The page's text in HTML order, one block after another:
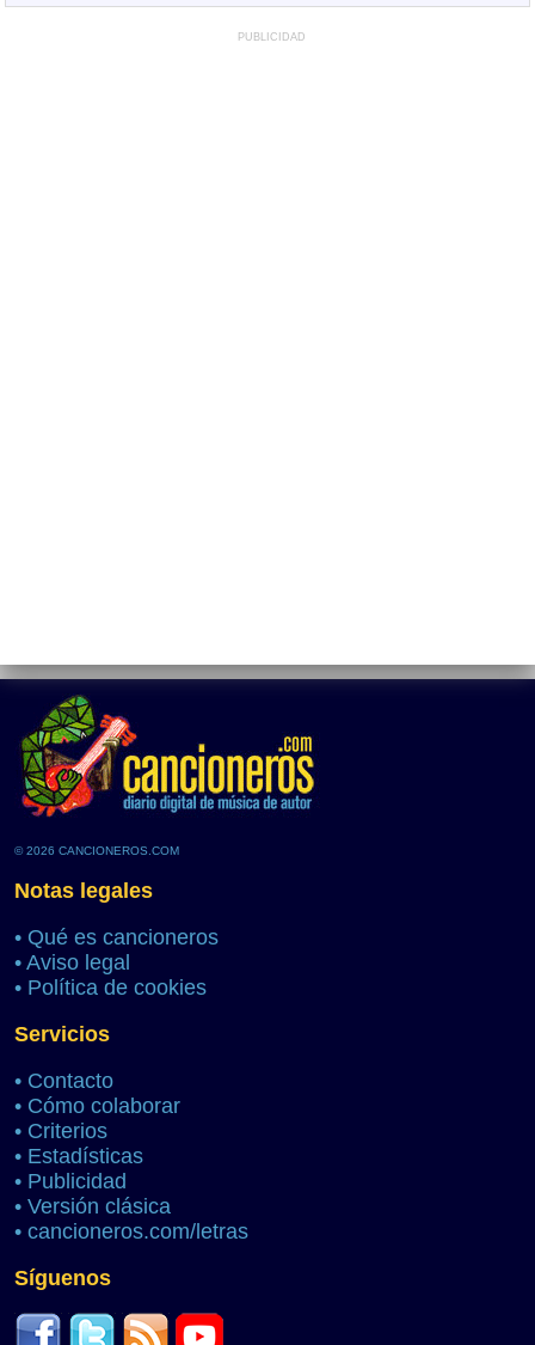
PUBLICIDAD
© 2026 CANCIONEROS.COM
Notas legales
• Qué es cancioneros
• Aviso legal
• Política de cookies
Servicios
• Contacto
• Cómo colaborar
• Criterios
• Estadísticas
• Publicidad
• Versión clásica
• cancioneros.com/letras
Síguenos